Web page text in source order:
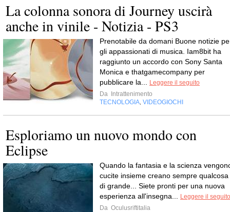
La colonna sonora di Journey uscirà
anche in vinile - Notizia - PS3
Prenotabile da domani Buone notizie
gli appassionati di musica. Iam8bit ha
raggiunto un accordo con Sony Santa
Monica e thatgamecompany per
pubblicare la...
Leggere il seguito
Da
Intrattenimento
TECNOLOGIA VIDEOGIOCHI
Esploriamo un nuovo mondo con
Eclipse
Quando la fantasia e la scienza
cucite insieme creano sempre qualcosa
di grande... Siete pronti per una nuova
esperienza all'insegna...
Leggere il seguito
Da Oculusriftitalia